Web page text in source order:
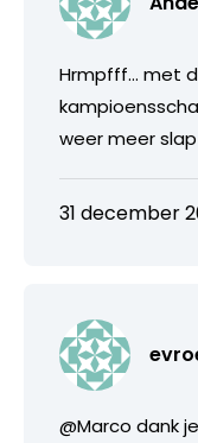
Hrmpfff… met
weer meer
31 december
@Marco dank